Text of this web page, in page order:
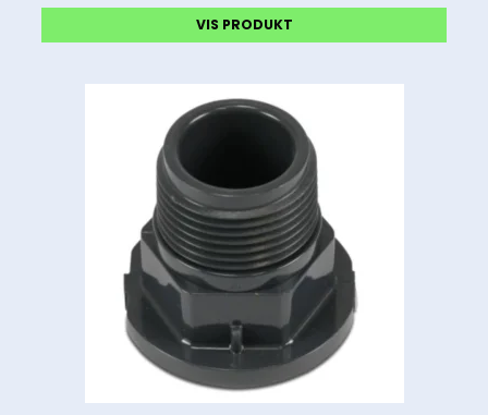
VIS PRODUKT